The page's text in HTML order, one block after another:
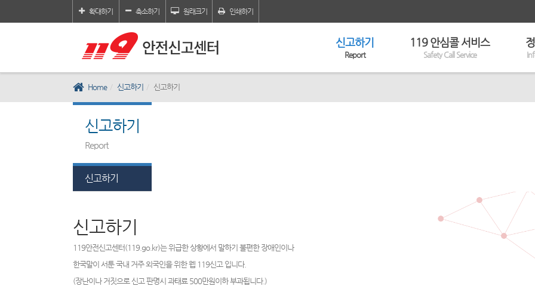
확대하기 축소하기 원래크기 인쇄하기
신고하기
Report
119 안심콜 서비스
Safety Call Service
Home 신고하기 신고하기
신고하기
Report
신고하기
신고하기
119안전신고센터(119.go.kr)는 위급한 상황에서 말하기 불편한 장애인이나
한국말이 서툰 국내 거주 외국인을 위한 웹 119신고 입니다.
(장난이나 거짓으로 신고 판명시 과태료 500만원이하 부과됩니다.)